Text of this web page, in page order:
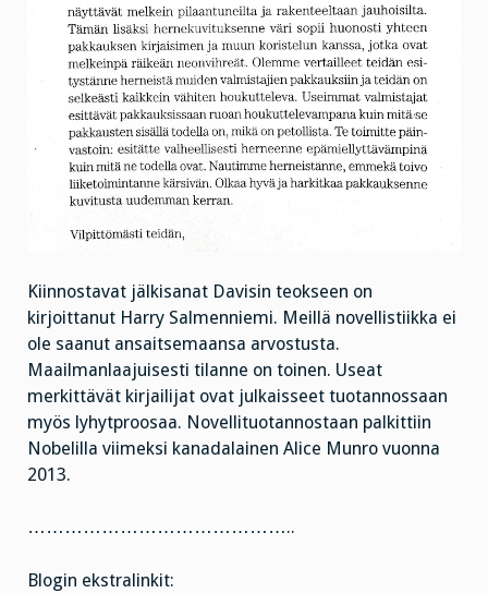
Kiinnostavat jälkisanat Davisin teokseen on
kirjoittanut Harry Salmenniemi. Meillä novellistiikka ei
ole saanut ansaitsemaansa arvostusta.
Maailmanlaajuisesti tilanne on toinen. Useat
merkittävät kirjailijat ovat julkaisseet tuotannossaan
myös lyhytproosaa. Novellituotannostaan palkittiin
Nobelilla viimeksi kanadalainen Alice Munro vuonna
2013.
……………………………………..
Blogin ekstralinkit: